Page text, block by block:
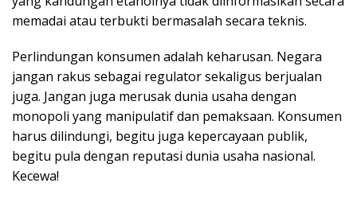
memadai atau terbukti bermasalah secara teknis.
Perlindungan konsumen adalah keharusan. Negara
jangan rakus sebagai regulator sekaligus berjualan
juga. Jangan juga merusak dunia usaha dengan
monopoli yang manipulatif dan pemaksaan. Konsumen
harus dilindungi, begitu juga kepercayaan publik,
begitu pula dengan reputasi dunia usaha nasional.
Kecewa!